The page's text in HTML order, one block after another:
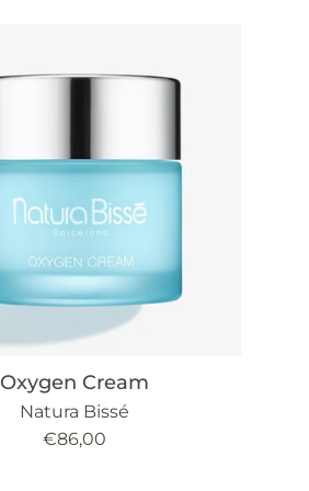
Oxygen Cream
Natura Bissé
Precio
€86,00